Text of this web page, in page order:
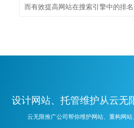
而有效提高网站在搜索引擎中的排
设计网站、托管维护从云无
云无限推广公司帮你维护网站、重构网